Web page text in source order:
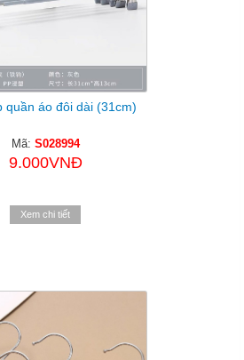
quần áo đôi dài (31cm)
Mã: S028994
9.000VNĐ
Xem chi tiết